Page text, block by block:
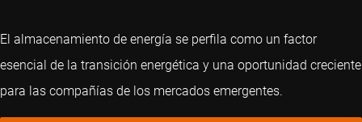
El almacenamiento de energía se perfila como un factor
esencial de la transición energética y una oportunidad creciente
para las compañías de los mercados emergentes.